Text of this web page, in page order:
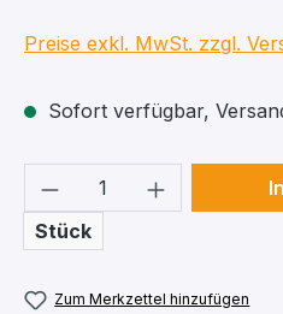
Preise exkl. MwSt. zzgl.
Sofort verfügbar,
Produkt Anzahl:
Stück
Zum Merkzettel hinzufügen